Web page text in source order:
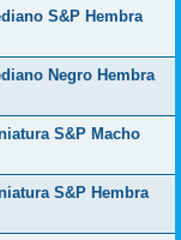
S&P Hembra
Negro Hembra
S&P Macho
S&P Hembra